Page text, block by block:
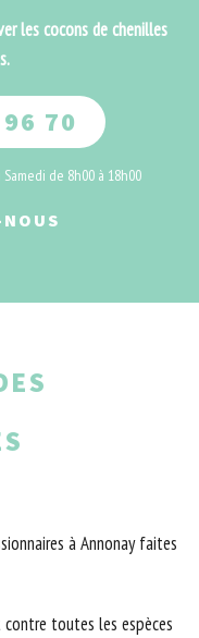
les cocons de chenilles
70
de 8h00 à 18h00
à Annonay faites
toutes les espèces